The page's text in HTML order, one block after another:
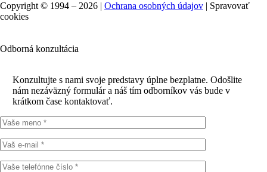
Copyright © 1994 – 2026 | Ochrana osobných údajov | Spravovať
cookies
Odborná konzultácia
Konzultujte s nami svoje predstavy úplne bezplatne. Odošlite
nám nezáväzný formulár a náš tím odborníkov vás bude v
krátkom čase kontaktovať.